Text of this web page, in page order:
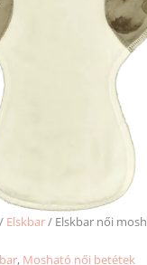
/ Elskbar/ Elskbar női
, Mosható női betétek